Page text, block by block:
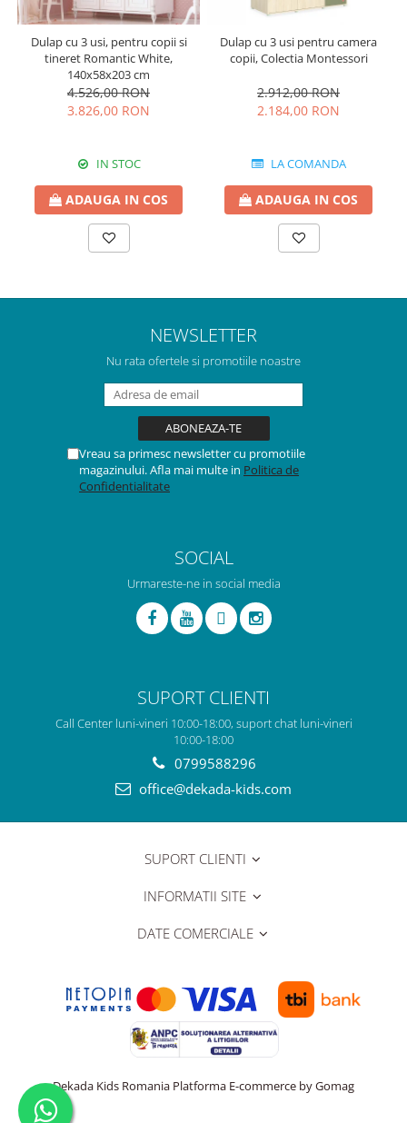
Dulap cu 3 usi, pentru copii si
tineret Romantic White,
140x58x203 cm
4.526,00 RON
3.826,00 RON
IN STOC
ADAUGA IN COS
Dulap cu 3 usi pentru camera
copii, Colectia Montessori
2.912,00 RON
2.184,00 RON
LA COMANDA
ADAUGA IN COS
NEWSLETTER
Nu rata ofertele si promotiile noastre
Vreau sa primesc newsletter cu promotiile
magazinului. Afla mai multe in Politica de
Confidentialitate
SOCIAL
Urmareste-ne in social media
SUPORT CLIENTI
Call Center luni-vineri 10:00-18:00, suport chat luni-vineri
10:00-18:00
0799588296
office@dekada-kids.com
SUPORT CLIENTI
INFORMATII SITE
DATE COMERCIALE
Dekada Kids Romania Platforma E-commerce by Gomag